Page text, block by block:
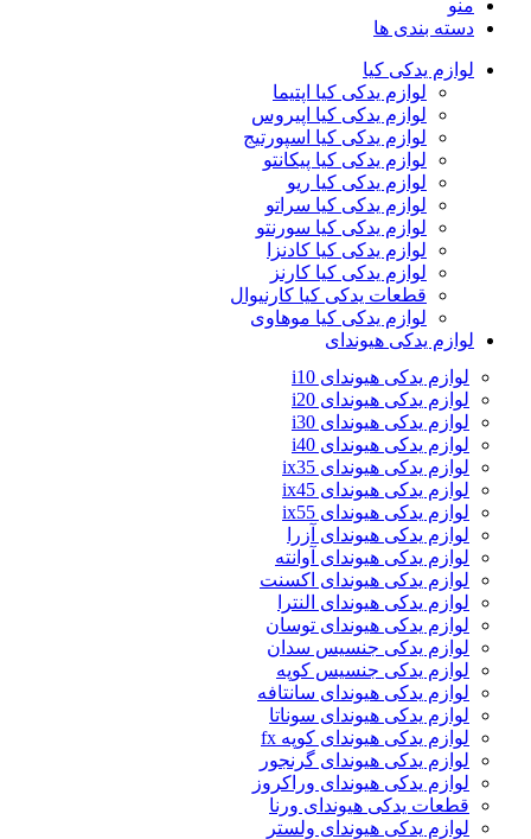
منو
دسته بندی ها
لوازم یدکی کیا
لوازم یدکی کیا اپتیما
لوازم یدکی کیا اپیروس
لوازم یدکی کیا اسپورتیج
لوازم یدکی کیا پیکانتو
لوازم یدکی کیا ریو
لوازم یدکی کیا سراتو
لوازم یدکی کیا سورنتو
لوازم یدکی کیا کادنزا
لوازم یدکی کیا کارنز
قطعات یدکی کیا کارنیوال
لوازم یدکی کیا موهاوی
لوازم یدکی هیوندای
لوازم یدکی هیوندای i10
لوازم یدکی هیوندای i20
لوازم یدکی هیوندای i30
لوازم یدکی هیوندای i40
لوازم یدکی هیوندای ix35
لوازم یدکی هیوندای ix45
لوازم یدکی هیوندای ix55
لوازم یدکی هیوندای آزرا
لوازم یدکی هیوندای آوانته
لوازم یدکی هیوندای اکسنت
لوازم یدکی هیوندای النترا
لوازم یدکی هیوندای توسان
لوازم یدکی جنسیس سدان
لوازم یدکی جنسیس کوپه
لوازم یدکی هیوندای سانتافه
لوازم یدکی هیوندای سوناتا
لوازم یدکی هیوندای کوپه fx
لوازم یدکی هیوندای گرنجور
لوازم یدکی هیوندای وراکروز
قطعات یدکی هیوندای ورنا
لوازم یدکی هیوندای ولستر